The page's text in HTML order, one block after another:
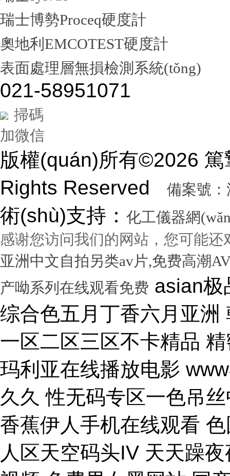
瑞士博勢Proceq硬度計
奧地利EMCOTEST硬度計
表面處理層無損檢測系統(tǒng)
021-58951071
掃碼
加微信
版權(quán)所有©2026
Rights Reserved
備案號：
術(shù)支持： 化工儀器網
感谢您访问我们的网站，您可能还
亚洲中文自拍另类av片,免费高潮
产呦系列在线观看免费 asian极品呦女xx 黑人尻亚洲女人 激情综合色五月丁香六月亚洲 韩国激情电影华丽的外出 国产一区二区三区不卡精品 精密机械一区二区三区天堂 小泽玛利亚在线播放电影 www在线一区 国产v综合v亚洲欧美久久 性无码专区一色吊丝中文字幕 朝鲜美女黑毛bbw 大香蕉伊人手机在线观看 色国产在线视频一区二区 亚洲无人区天空码头IV 天天躁夜夜躁狠狠躁99 15min摘花出血视频 免费男女黑网站 国产综合精品久久99之一 蜜桃臀无码内射一区二区三区 国产色情18一20岁片a片 正在播放骚 湿 无码福利一区二区不卡片 人人妻人人澡人人爽精品日 日本1区2区3区4区国色 口国产成人高清在线播放 精品一区二区三区在线观看 影音先锋aⅤ无码资源网 男生使劲操女生喷水视频 久久91久久久久久久久 欧美乱妇高清无乱码免费 人与兽黄色视频 免费男人日女人 高潮来了 用力黄片入口 久久精品国产亚洲成人av 中国鸡巴插屄屄 国产精品视频一区啪啪啪 国产精品成人无码视频 亚洲一区二区三区电影在线 亚洲成人无码77777 日韩一中文字幕在线视频 大鸡吧逼逼碰撞 美女被干777 全彩无码里番本子库 国产成人无码a区视频在线观看 玩弄放荡人妻一区二区三 黑丝美女自慰被大鸡巴操 日韩精品一区 久久亚洲av不卡一区二区 操你骚逼www 理论片午午伦夜理片久久 中文字幕无码亚洲a人片 美女操大黑鸡巴 老色鬼久久亚洲av按摩 欧美美女人体艺术 逼逼逼逼啊啊嗯嗯啊视频 69成人免费视频无码专区 免费又爽又大又高潮视频 欧美日韩一二三区在线视频 亚洲精品中文字幕第十页 青青操在线观看国产视频 色婷婷亚洲十月十月色天 啊啊啊湿了视频在线观看 三十路四十路五十路熟女 国产一区二区在线观看天堂 女人张开腿让男人桶视频 bibi av 日本69视频在线免费观看 无码人妻一区二区三区一 在线观看激情av一区二区 日日天天日天天谢天天日 国产迷晕三个美女的网站 一本到在线观看免费收看 国产亚洲无遮挡美女视频 日本网站在线观看一区二区 肏 少 妇 屄 在 线 丝袜制服shemale 美女裸体爆乳张开腿喷水 免费看成人午夜福利专区 gv在线无码男男gay 国产重口老太和变态小伙 随时都能干的校园运动会 VIP可见久久伊人婷婷 国产一级毛片一区二区视频 国产精品久久99简爱亚洲 吧吧吧影院伦理片在线观看 国产精品一二三四区视频 日韩区一区二在线观看视频 黄色片《男人操女人逼》 大香蕉久久日韩91蜜桃 30年驾龄老司机告诉你 91亚洲国产成人精品看片 把屌插进女人的逼里视频 大香蕉porn在线视频 成人性生交大片免费看96 最新亚洲人成无码网www电影 男生机桶女生小穴的视频 久久综合给合久久狠狠狠 国产呦系列一区二区三区 国产特级看欧美日韩中文 欧美大肉棒抽插骚逼视频 国产又色又爽无遮挡免费 男人天堂久久久一区二区 日本人与黑人牲交交免费 亚洲大片免费资源网站片 国产精品原创巨av 性感美女被操逼 美女污骚逼喷水白虎白浆 久久久久亚洲日本欧美视频 天天摸夜夜摸夜夜狠狠添 五险交满15能领多少钱 国产一卡二卡三卡四卡兔 国产综合23p 中国东北老熟妇做爰网视频 一级国产片在线观看免费 欧美黑人欧美精品刺激 激情综合色综合啪啪开心 群交视频大鸡巴 国产三级精品三级男人的天堂 么公在果树林征服了小雪 解开奶罩吸奶头高潮AV 丰满多毛的少妇 国产精品亚洲一区二区久久 黑人和中国熟女啪啪视频 香蕉视频成人网在线观看 荷兰小妓女高潮βbbw 日韩一区二区经典在线视频 学长让我夹震蛋自慰给他看 WWW亚洲精品久久久乳 免费看点www逼里逼里 手机亚洲第一页 夫妻性生活黄色一级大片 久久综合九色 免费看欧美日韩特级黄片 美女高潮久久免费观看国产 又粗又大又硬毛片免费看 欧美日韩成人大片p内射 草莓视频成视频在线观看 无码专区 人妻系列 在线 日本不卡一区二区三区四区 三级片在线观看国产三级 办公室国产a国产片免费 久久无码!视频 国产成年无码aⅤ片在线 大鸡巴插美女小穴动态图 国产亚洲aaa在线观看 一级二级三一片内射视频 在线观看欧美视频一区二区 被玩环了外高冷老师动漫 动漫男女操鸡巴射精网站 啊啊啊啊大鸡巴操我视频 婷婷综合久久中文字幕蜜桃三电影 色婷五月综激情亚洲综合 久久精品国产自清天天线 日本免费播放一区二区视频 丰满多毛的少妇 舔骚妇淫穴网站 最好看免费观看高清大全 99国产欧美另类久久片 人体艺术在线观看 成在人线视频男人的天堂 国产成人视a片品免费 东京热无码av一区二区 一道本中文字幕在线观看 嗯～好爽射进去强奸啊～ 真人作爱试看120分钟 在线观看国产三级片视频 国产极品高颜值美女到高潮 国产精品高清国产三级av 久久久无码专区中文字幕 推特网红91露出樱桃味 日本不卡码一区二区三区 小骚逼啪啪视频 男男无专砖码高清在线观看 亚洲精